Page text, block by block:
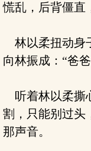
慌乱，后背僵直
林以柔扭动身
向林振成：“爸
听着林以柔撕
割，只能别过头
那声音。